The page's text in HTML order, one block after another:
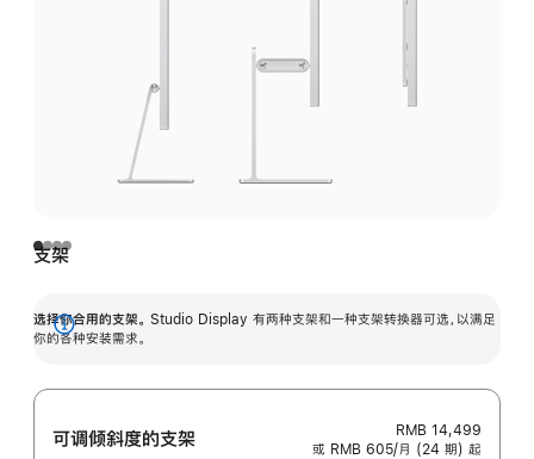
支架
选择你合用的支架。 Studio Display 有两种支架和一种支架转换器可选，以满足
你的各种安装需求。
展
可调倾斜度的支架
RMB 14,499
或 RMB 605/月 (24 期) 起